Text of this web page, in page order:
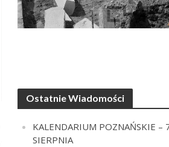
Ostatnie Wiadomości
KALENDARIUM POZNAŃSKIE –
SIERPNIA